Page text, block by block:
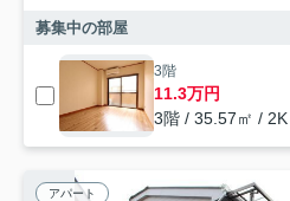
募集中の部屋
3階
11.3万円
3階 / 35.57㎡ / 2K
アパート